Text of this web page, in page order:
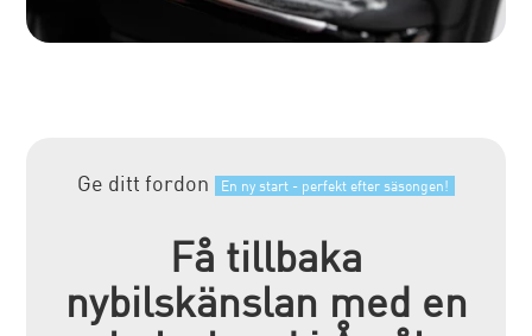
Ge ditt fordon En ny start - perfekt efter säsongen!
Få tillbaka
nybilskänslan med en